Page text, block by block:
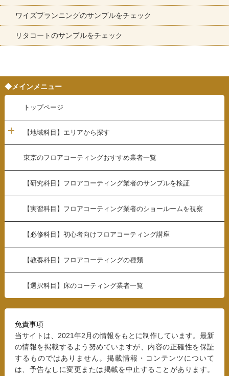
ワイズプランニングのサンプルをチェック
リタコートのサンプルをチェック
◆メインメニュー
トップページ
【地域科目】エリアから探す
東京のフロアコーティングおすすめ業者一覧
【研究科目】フロアコーティング業者のサンプルを検証
【実習科目】フロアコーティング業者のショールームを視察
【必修科目】初心者向けフロアコーティング講座
【教養科目】フロアコーティングの種類
【選択科目】床のコーティング業者一覧
免責事項
当サイトは、2021年2月の情報をもとに制作しています。最新
の情報を掲載するよう努めていますが、内容の正確性を保証
するものではありません。掲載情報・コンテンツについて
は、予告なしに変更または掲載を中止することがあります。